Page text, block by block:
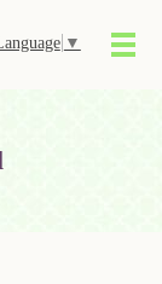
▼
メ